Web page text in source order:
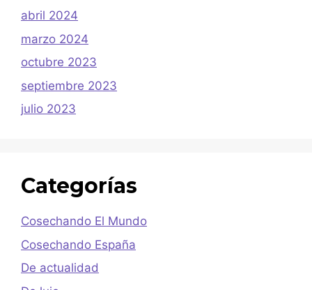
abril 2024
marzo 2024
octubre 2023
septiembre 2023
julio 2023
Categorías
Cosechando El Mundo
Cosechando España
De actualidad